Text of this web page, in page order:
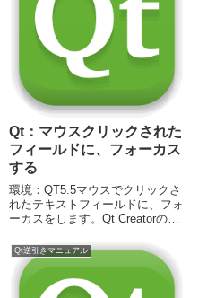
Qt：マウスクリックされた
フィールドに、フォーカス
する
環境：QT5.5マウスでクリックさ
れたテキストフィールドに、フォ
ーカスをします。Qt Creatorの画
作成、それぞれ名前を
key1,key2,key3,key4 としていま
す。maxLengthを4...
Qt逆引きマニュアル